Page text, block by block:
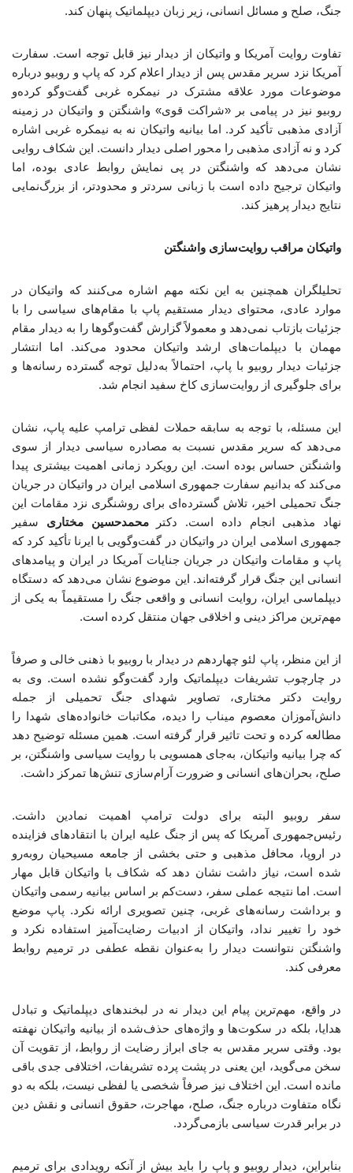
جنگ، صلح و مسائل انسانی، زیر زبان دیپلماتیک پنهان کند.
تفاوت روایت آمریکا و واتیکان از دیدار نیز قابل توجه است. سفارت
آمریکا نزد سریر مقدس پس از دیدار اعلام کرد که پاپ و روبیو درباره
موضوعات مورد علاقه مشترک در نیمکره غربی گفت‌وگو کرده‌و
روبیو نیز در پیامی بر «شراکت قوی» واشنگتن و واتیکان در زمینه
آزادی مذهبی تأکید کرد. اما بیانیه واتیکان نه به نیمکره غربی اشاره
کرد و نه آزادی مذهبی را محور اصلی دیدار دانست. این شکاف روایی
نشان می‌دهد که واشنگتن در پی نمایش روابط عادی بوده، اما
واتیکان ترجیح داده است با زبانی سردتر و محدودتر، از بزرگ‌نمایی
نتایج دیدار پرهیز کند.
واتیکان مراقب روایت‌سازی واشنگتن
تحلیلگران همچنین به این نکته مهم اشاره می‌کنند که واتیکان در
موارد عادی، محتوای دیدار مستقیم پاپ با مقام‌های سیاسی را با
جزئیات بازتاب نمی‌دهد و معمولاً گزارش گفت‌وگوها را به دیدار مقام
مهمان با دیپلمات‌های ارشد واتیکان محدود می‌کند. اما انتشار
جزئیات دیدار روبیو با پاپ، احتمالاً به‌دلیل توجه گسترده رسانه‌ها و
برای جلوگیری از روایت‌سازی کاخ سفید انجام شد.
این مسئله، با توجه به سابقه حملات لفظی ترامپ علیه پاپ، نشان
می‌دهد که سریر مقدس نسبت به مصادره سیاسی دیدار از سوی
واشنگتن حساس بوده است. این رویکرد زمانی اهمیت بیشتری پیدا
می‌کند که بدانیم سفارت جمهوری اسلامی ایران در واتیکان در جریان
جنگ تحمیلی اخیر، تلاش گسترده‌ای برای روشنگری نزد مقامات این
نهاد مذهبی انجام داده است. دکترمحمدحسین مختاری سفیر
جمهوری اسلامی ایران در واتیکان در گفت‌وگویی با ایرنا تأکید کرد که
پاپ و مقامات واتیکان در جریان جنایات آمریکا در ایران و پیامدهای
انسانی این جنگ قرار گرفته‌اند. این موضوع نشان می‌دهد که دستگاه
دیپلماسی ایران، روایت انسانی و واقعی جنگ را مستقیماً به یکی از
مهم‌ترین مراکز دینی و اخلاقی جهان منتقل کرده است.
از این منظر، پاپ لئو چهاردهم در دیدار با روبیو با ذهنی خالی و صرفاً
در چارچوب تشریفات دیپلماتیک وارد گفت‌وگو نشده است. وی به
روایت دکتر مختاری، تصاویر شهدای جنگ تحمیلی از جمله
دانش‌آموزان معصوم میناب را دیده، مکاتبات خانواده‌های شهدا را
مطالعه کرده و تحت تاثیر قرار گرفته است. همین مسئله توضیح دهد
که چرا بیانیه واتیکان، به‌جای همسویی با روایت سیاسی واشنگتن، بر
صلح، بحران‌های انسانی و ضرورت آرام‌سازی تنش‌ها تمرکز داشت.
سفر روبیو البته برای دولت ترامپ اهمیت نمادین داشت.
رئیس‌جمهوری آمریکا که پس از جنگ علیه ایران با انتقادهای فزاینده
در اروپا، محافل مذهبی و حتی بخشی از جامعه مسیحیان روبه‌رو
شده است، نیاز داشت نشان دهد که شکاف با واتیکان قابل مهار
است. اما نتیجه عملی سفر، دست‌کم بر اساس بیانیه رسمی واتیکان
و برداشت رسانه‌های غربی، چنین تصویری ارائه نکرد. پاپ موضع
خود را تغییر نداد، واتیکان از ادبیات رضایت‌آمیز استفاده نکرد و
واشنگتن نتوانست دیدار را به‌عنوان نقطه عطفی در ترمیم روابط
معرفی کند.
در واقع، مهم‌ترین پیام این دیدار نه در لبخندهای دیپلماتیک و تبادل
هدایا، بلکه در سکوت‌ها و واژه‌های حذف‌شده از بیانیه واتیکان نهفته
بود. وقتی سریر مقدس به جای ابراز رضایت از روابط، از تقویت آن
سخن می‌گوید، این یعنی در پشت پرده تشریفات، اختلافی جدی باقی
مانده است. این اختلاف نیز صرفاً شخصی یا لفظی نیست، بلکه به دو
نگاه متفاوت درباره جنگ، صلح، مهاجرت، حقوق انسانی و نقش دین
در برابر قدرت سیاسی بازمی‌گردد.
بنابراین، دیدار روبیو و پاپ را باید بیش از آنکه رویدادی برای ترمیم